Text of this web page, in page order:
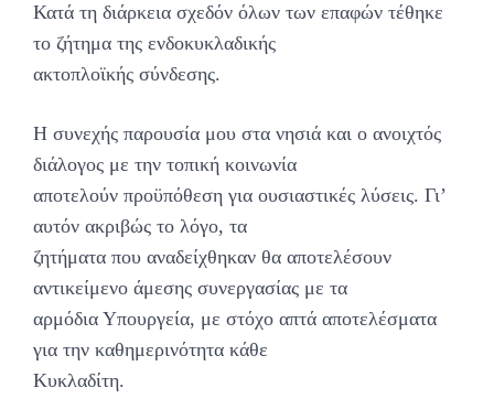
Κατά τη διάρκεια σχεδόν όλων των επαφών τέθηκε
το ζήτημα της ενδοκυκλαδικής
ακτοπλοϊκής σύνδεσης.
Η συνεχής παρουσία μου στα νησιά και ο ανοιχτός
διάλογος με την τοπική κοινωνία
αποτελούν προϋπόθεση για ουσιαστικές λύσεις. Γι’
αυτόν ακριβώς το λόγο, τα
ζητήματα που αναδείχθηκαν θα αποτελέσουν
αντικείμενο άμεσης συνεργασίας με τα
αρμόδια Υπουργεία, με στόχο απτά αποτελέσματα
για την καθημερινότητα κάθε
Κυκλαδίτη.